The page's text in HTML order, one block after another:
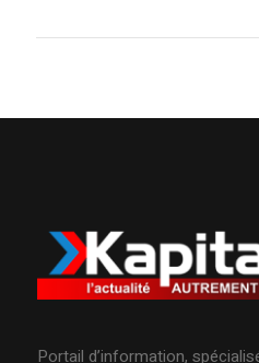
Portail d’information,